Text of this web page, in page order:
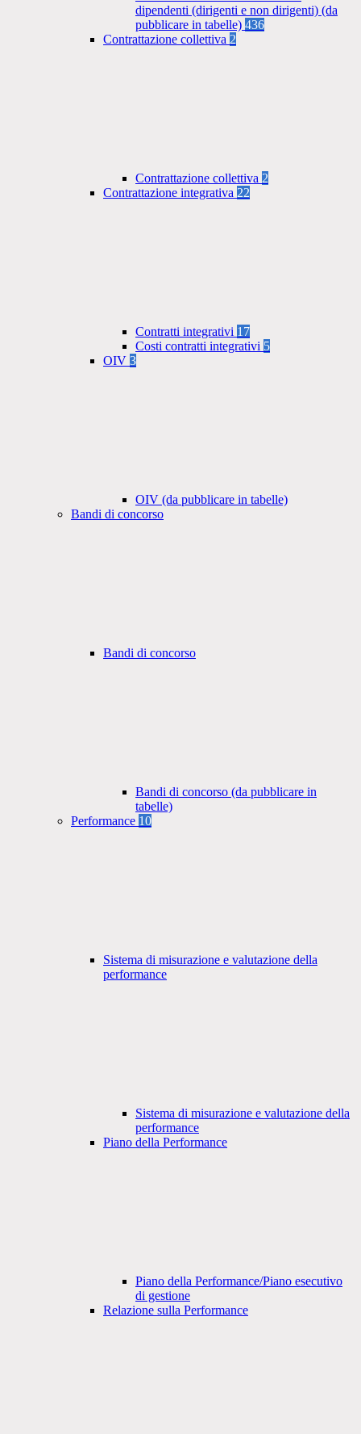
dipendenti (dirigenti e non dirigenti) (da
pubblicare in tabelle) 436
Contrattazione collettiva 2
Contrattazione collettiva 2
Contrattazione integrativa 22
Contratti integrativi 17
Costi contratti integrativi 5
OIV 3
OIV (da pubblicare in tabelle)
Bandi di concorso
Bandi di concorso
Bandi di concorso (da pubblicare in
tabelle)
Performance 10
Sistema di misurazione e valutazione della
performance
Sistema di misurazione e valutazione della
performance
Piano della Performance
Piano della Performance/Piano esecutivo
di gestione
Relazione sulla Performance